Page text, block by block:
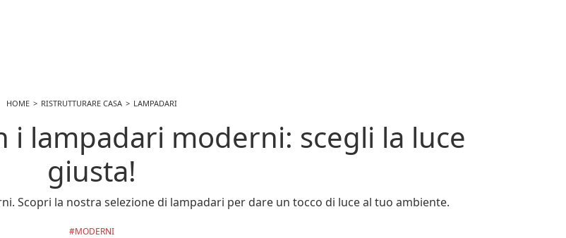
HOME RISTRUTTURARE CASA LAMPADARI
i lampadari moderni: scegli la luce
giusta!
Scopri la nostra selezione di lampadari per dare un tocco di luce al tuo ambiente.
MODERNI